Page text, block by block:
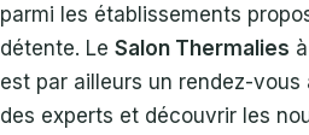
parmi les établissements
détente. Le Salon Thermalies
est par ailleurs un rendez-
des experts et découvrir les